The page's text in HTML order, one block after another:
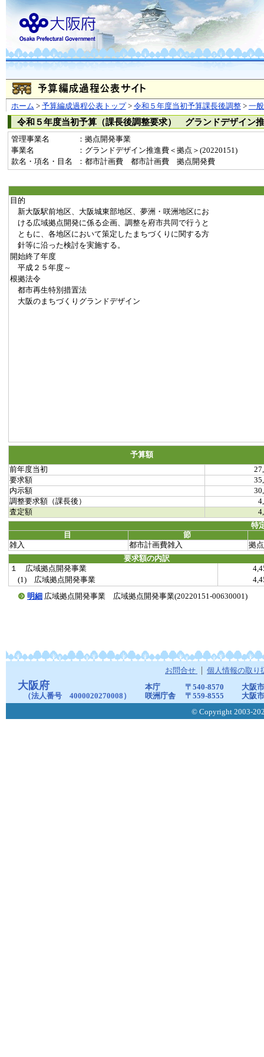
ホーム > 予算編成過程公表トップ> 令和５年度当初予算課長後調整> 一
令和５年度当初予算（課長後調整要求） グランドデザイン
管理事業名
：拠点開発事業
事業名
：グランドデザイン推進費＜拠点＞(20220151)
款名・項名・目名
：都市計画費 都市計画費 拠点開発費
目的
新大阪駅前地区、大阪城東部地区、夢洲・咲洲地区にお
ける広域拠点開発に係る企画、調整を府市共同で行うと
ともに、各地区において策定したまちづくりに関する方
針等に沿った検討を実施する。
開始終了年度
平成２５年度～
根拠法令
都市再生特別措置法
大阪のまちづくりグランドデザイン
予算額
前年度当初
要求額
内示額
調整要求額（課長後）
査定額
特
目
節
雑入
都市計画費雑入
拠
要求額の内訳
１ 広域拠点開発事業
(1) 広域拠点開発事業
明細 広域拠点開発事業 広域拠点開発事業(20220151-00630001)
お問合せ 個人情報の取り
大阪府
（法人番号 4000020270008）
本庁 〒540-8570
大阪
咲洲庁舎
〒559-8555
大阪
© Copyright 2003-